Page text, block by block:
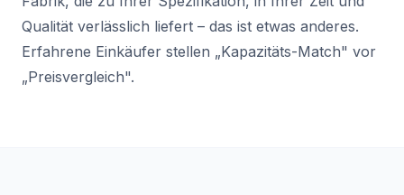
Qualität verlässlich liefert – das ist etwas anderes.
Erfahrene Einkäufer stellen „Kapazitäts-Match" vor
„Preisvergleich".